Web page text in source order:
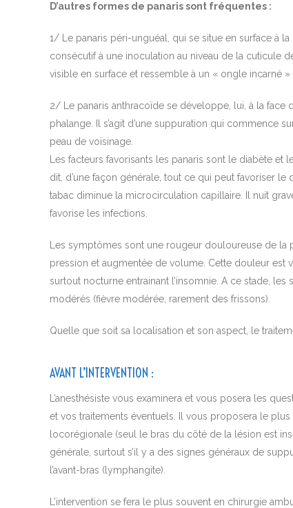
D’autres formes de panaris sont fréquentes :
1/ Le panaris péri-unguéal, qui se situe en surface à
consécutif à une inoculation au niveau de la cuticule
visible en surface et ressemble à un « ongle incarné » .
2/ Le panaris anthracoïde se développe, lui, à la face
phalange. Il s’agit d’une suppuration qui commence
peau de voisinage.
Les facteurs favorisants les panaris sont le diabète et
dit, d’une façon générale, tout ce qui peut favoriser le
tabac diminue la microcirculation capillaire. Il nuit
favorise les infections.
Les symptômes sont une rougeur douloureuse de
pression et augmentée de volume. Cette douleur est
surtout nocturne entrainant l’insomnie. A ce stade,
modérés (fièvre modérée, rarement des frissons).
Quelle que soit sa localisation et son aspect, le
AVANT L’INTERVENTION :
L’anesthésiste vous examinera et vous posera les
et vos traitements éventuels. Il vous proposera le plus
locorégionale (seul le bras du côté de la lésion est
générale, surtout s’il y a des signes généraux de
l’avant-bras (lymphangite).
L’intervention se fera le plus souvent en chirurgie